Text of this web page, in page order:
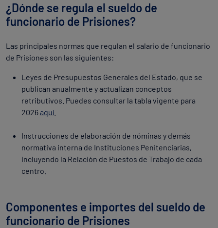
¿Dónde se regula el sueldo de
funcionario de Prisiones?
Las principales normas que regulan el salario de funcionario
de Prisiones son las siguientes:
Leyes de Presupuestos Generales del Estado, que se
publican anualmente y actualizan conceptos
retributivos. Puedes consultar la tabla vigente para
2026aquí
Instrucciones de elaboración de nóminas y demás
normativa interna de Instituciones Penitenciarias,
incluyendo la Relación de Puestos de Trabajo de cada
centro.
Componentes e importes del sueldo de
funcionario de Prisiones